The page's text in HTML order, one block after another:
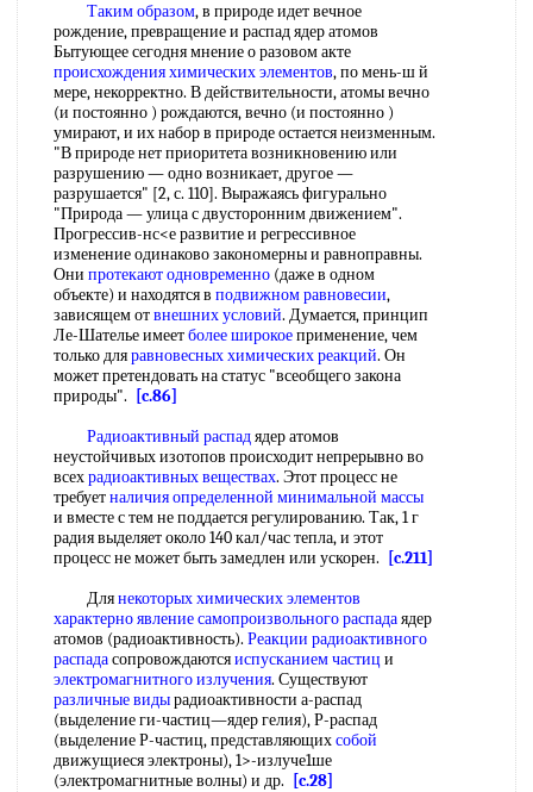
Таким образом, в природе идет вечное
рождение, превращение и распад ядер атомов
Бытующее сегодня мнение о разовом акте
происхождения химических элементов, по мень-ш й
мере, некорректно. В действительности, атомы вечно
(и постоянно ) рождаются, вечно (и постоянно )
умирают, и их набор в природе остается неизменным.
"В природе нет приоритета возникновению или
разрушению — одно возникает, другое —
разрушается" [2, с. 110]. Выражаясь фигурально
"Природа — улица с двусторонним движением".
Прогрессив-нс<е развитие и регрессивное
изменение одинаково закономерны и равноправны.
Они протекают одновременно (даже в одном
объекте) и находятся в подвижном равновесии,
зависящем отвнешних условий. Думается, принцип
Ле-Шателье имеетболее широкоеприменение, чем
только дляравновесных химических реакций. Он
может претендовать на статус "всеобщего закона
природы".
[c.86]
Радиоактивный распадядер атомов
неустойчивых изотопов происходит непрерывно во
всехрадиоактивных веществах. Этот процесс не
требуетналичия определенной минимальной массы
и вместе с тем не поддается регулированию. Так, 1 г
радия выделяет около 140 кал/час тепла, и этот
процесс не может быть замедлен или ускорен.
[c.211]
Длянекоторых химических элементов
характерно явлениесамопроизвольного распадаядер
атомов (радиоактивность). Реакции радиоактивного
распадасопровождаютсяиспусканием частиц и
электромагнитного излучения. Существуют
различные видырадиоактивности а-распад
(выделение ги-частиц—ядер гелия), Р-распад
(выделение Р-частиц, представляющихсобой
движущиеся электроны), 1>-излуче1ше
(электромагнитные волны) и др.
[c.28]